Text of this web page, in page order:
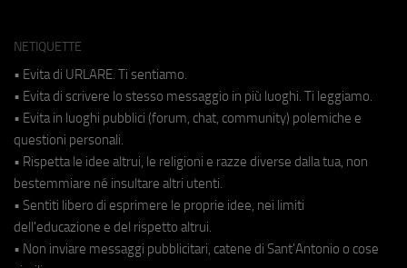
NETIQUETTE
• Evita di URLARE. Ti sentiamo.
• Evita di scrivere lo stesso messaggio in più luoghi. Ti leggiamo.
• Evita in luoghi pubblici (forum, chat, community) polemiche e
questioni personali.
• Rispetta le idee altrui, le religioni e razze diverse dalla tua, non
bestemmiare né insultare altri utenti.
• Sentiti libero di esprimere le proprie idee, nei limiti
dell'educazione e del rispetto altrui.
• Non inviare messaggi pubblicitari, catene di Sant'Antonio o cose